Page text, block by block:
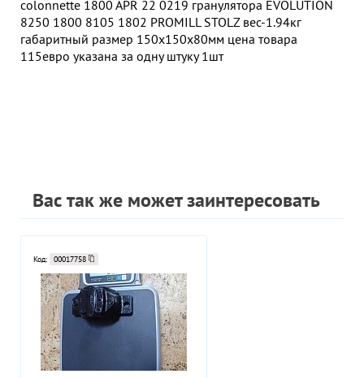
colonnette 1800 APR 22 0219 гранулятора EVOLUTION
8250 1800 8105 1802 PROMILL STOLZ вес-1.94кг
габаритный размер 150х150х80мм цена товара
115евро указана за одну штуку 1шт
Вас так же может заинтересовать
Код: 00017758